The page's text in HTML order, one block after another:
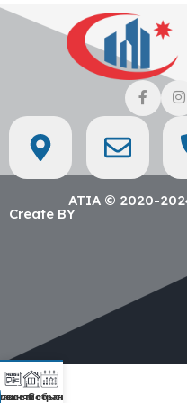
ATIA © 2020-
Create BY
страница
Событие